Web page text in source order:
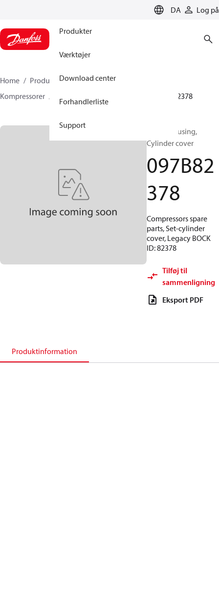
DA Log på
Produkter
Værktøjer
Download center
Forhandlerliste
Support
Home Produkter
Climate Solutions for heating
Kompressorer
097B82378
BOCK, Housing,
Cylinder cover
097B82
378
Compressors spare
parts, Set-cylinder
cover, Legacy BOCK
ID: 82378
Tilføj til
sammenligning
Eksport PDF
Produktinformation